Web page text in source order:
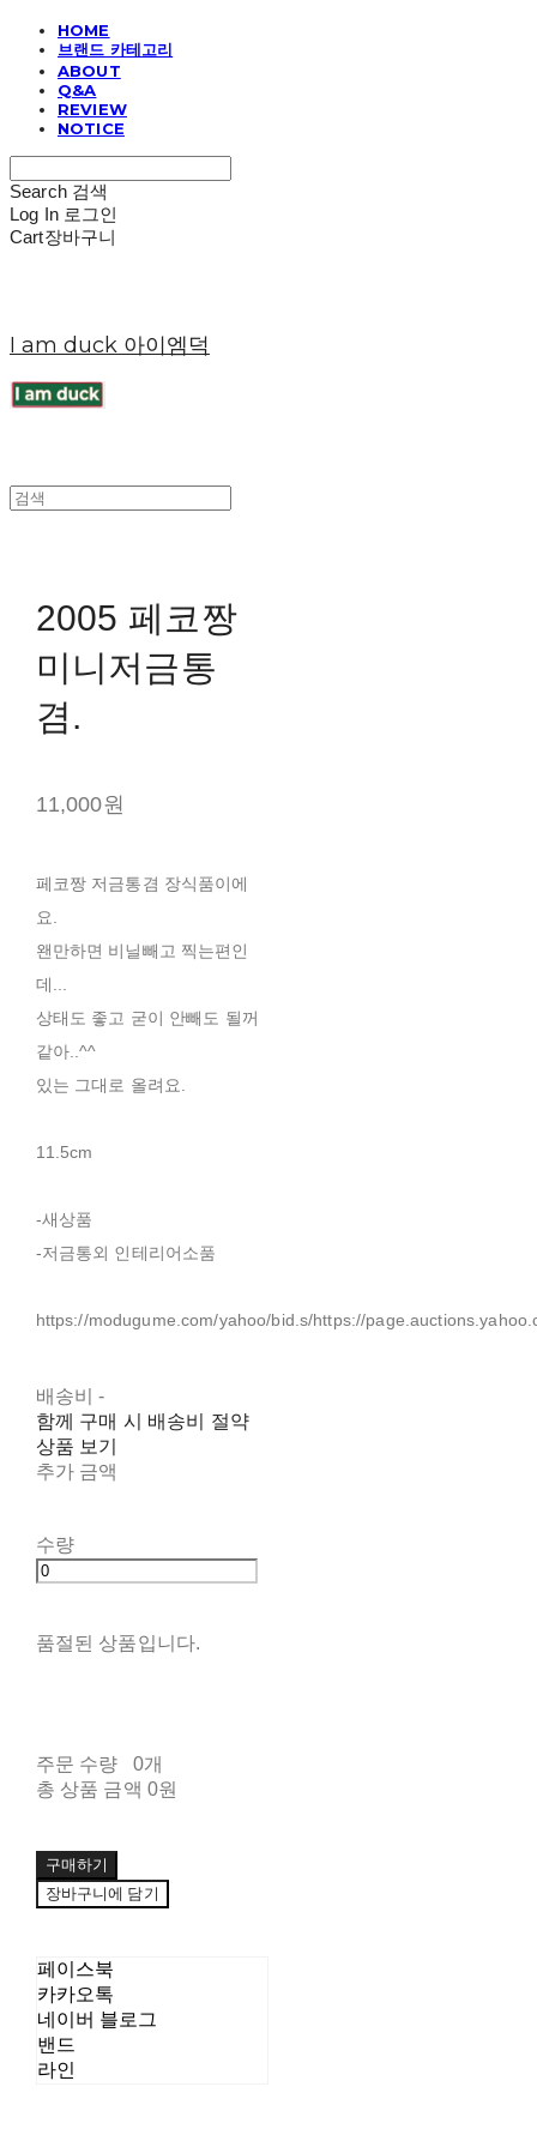
HOME
브랜드 카테고리
ABOUT
Q&A
REVIEW
NOTICE
Search 검색
Log In 로그인
Cart장바구니
I am duck 아이엠덕
2005 페코짱
미니저금통
겸.
11,000원
페코짱 저금통겸 장식품이에
요.
왠만하면 비닐빼고 찍는편인
데...
상태도 좋고 굳이 안빼도 될꺼
같아..^^
있는 그대로 올려요.
11.5cm
-새상품
-저금통외 인테리어소품
https://modugume.com/yahoo/bid.s/https://
배송비-
함께 구매 시 배송비 절약
상품 보기
추가 금액
수량
품절된 상품입니다.
주문 수량
0개
총 상품 금액 0원
구매하기
장바구니에 담기
페이스북
카카오톡
네이버 블로그
밴드
라인